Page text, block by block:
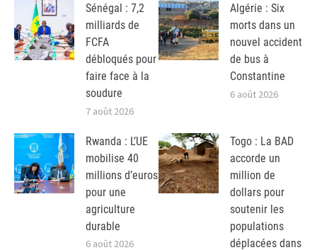
Sénégal : 7,2
milliards de
FCFA
débloqués pour
faire face à la
soudure
7 août 2026
Algérie : Six
morts dans un
nouvel accident
de bus à
Constantine
6 août 2026
Rwanda : L’UE
mobilise 40
millions d’euros
pour une
agriculture
durable
6 août 2026
Togo : La BAD
accorde un
million de
dollars pour
soutenir les
populations
déplacées dans